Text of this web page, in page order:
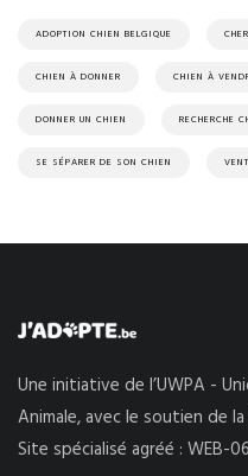
ADOPTION CHIEN BELGIQUE
CHIEN À DONNER CHIEN À
DONNER UN CHIEN RECHERCHE
SE SÉPARER DE SON CHIEN
Une initiative de l’UWPA -
Animale, avec le soutien de
Site spécialisé agréé : WEB-